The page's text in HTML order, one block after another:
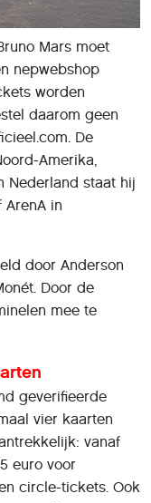
Mars moet
nepwebshop
worden
daarom geen
De
Amerika,
Nederland staat hij
ArenA in
door Anderson
Door de
mee te
geverifieerde
vier kaarten
vanaf
euro voor
circle-tickets. Ook